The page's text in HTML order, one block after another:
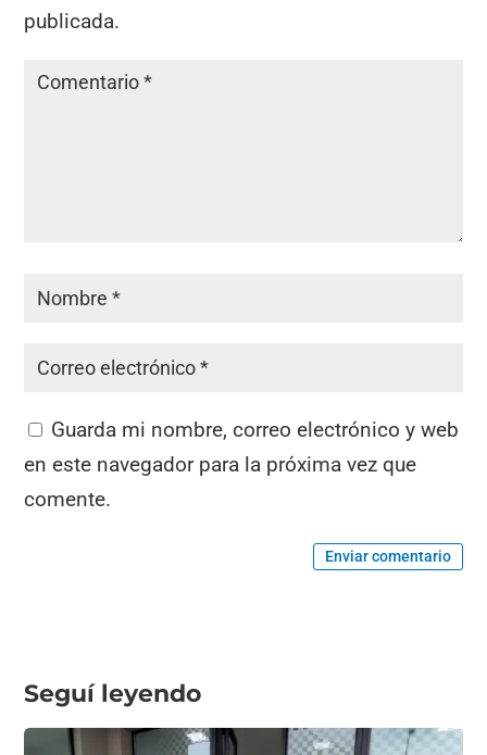
publicada.
Guarda mi nombre, correo electrónico y web
en este navegador para la próxima vez que
comente.
Enviar comentario
Seguí leyendo